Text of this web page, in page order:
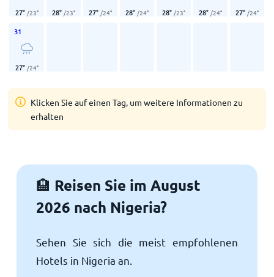
27° /23° 28° /23° 27° /24° 28° /24° 28° /23° 28° /24° 27° /24°
31
27° /24°
Klicken Sie auf einen Tag, um weitere Informationen zu
erhalten
🏨 Reisen Sie im August
2026 nach Nigeria?
Sehen Sie sich die meist empfohlenen
Hotels in Nigeria an.